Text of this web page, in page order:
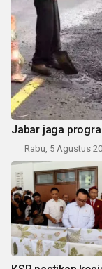
Jabar jaga
Rabu, 5 Agustus